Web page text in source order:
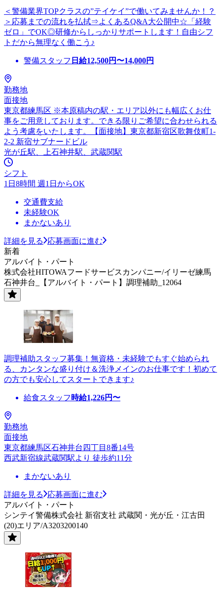
＜警備業界TOPクラスの”テイケイ”で働いてみませんか！？
＞応募までの流れを払拭⇒よくあるQ&A大公開中☆「経験
ゼロ」でOK◎研修からしっかりサポートします！自由シフ
トだから無理なく働こう♪
警備スタッフ 日給12,500円〜14,000円
勤務地
面接地
東京都練馬区 ※本原稿内の駅・エリア以外にも幅広くお仕
事をご用意しております。できる限りご希望に合わせられる
よう考慮をいたします。【面接地】東京都新宿区歌舞伎町1-
2-2 新宿サブナードビル
光が丘駅、上石神井駅、武蔵関駅
シフト
1日8時間 週1日からOK
交通費支給
未経験OK
まかないあり
詳細を見る
応募画面に進む
新着
アルバイト・パート
株式会社HITOWAフードサービスカンパニー/イリーゼ練馬
石神井台_【アルバイト・パート】調理補助_12064
調理補助スタッフ募集！無資格・未経験でもすぐ始められ
る、カンタンな盛り付け＆洗浄メインのお仕事です！初めて
の方でも安心してスタートできます♪
給食スタッフ 時給1,226円〜
勤務地
面接地
東京都練馬区石神井台四丁目8番14号
西武新宿線武蔵関駅より 徒歩約11分
まかないあり
詳細を見る
応募画面に進む
アルバイト・パート
シンテイ警備株式会社 新宿支社 武蔵関・光が丘・江古田
(20)エリア/A3203200140